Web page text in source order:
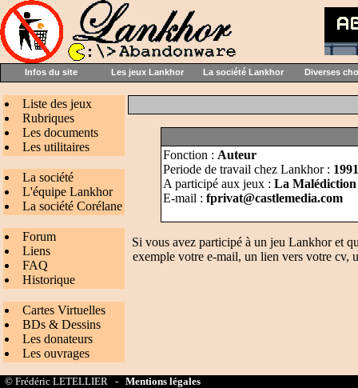
Infos du site Les jeux Lankhor La société Lankhor Diverses
Liste des jeux
Rubriques
Les documents
Les utilitaires
La société
L'équipe Lankhor
La société Corélane
Forum
Liens
FAQ
Historique
Cartes Virtuelles
BDs & Dessins
Les donateurs
Les ouvrages
Fonction : Auteur
Periode de travail chez Lankhor : 1991
A participé aux jeux : La Malédiction
E-mail : fprivat@castlemedia.com
Si vous avez participé à un jeu Lankhor et
exemple votre e-mail, un lien vers votre cv,
© Frédéric LETELLIER - Mentions légales